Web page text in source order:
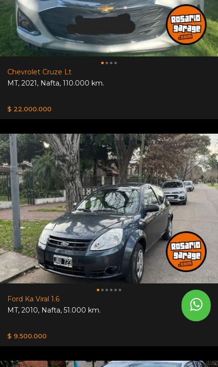
Chevrolet Cruze Lt
MT, 2021, Nafta, 110.000 km.
$ 22.000.000
Ford Ka Viral 1.6
MT, 2010, Nafta, 51.000 km.
$ 9.500.000